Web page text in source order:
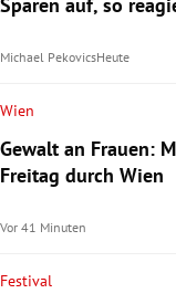
Michael PekovicsHeute
Wien
Gewalt an Frauen:
Freitag durch Wien
Vor 41 Minuten
Festival